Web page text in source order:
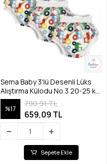
Sema Baby 3'lü Desenli Lüks
Alıştırma Külodu No.3 20-25 kg
- Cars
%17
790,91 TL
659,09 TL
Sepete Ekle